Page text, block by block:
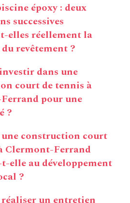
époxy : deux
successives
elles réellement la
revêtement ?
dans une
court de tennis à
pour une
?
construction court
Clermont-Ferrand
elle au développement
?